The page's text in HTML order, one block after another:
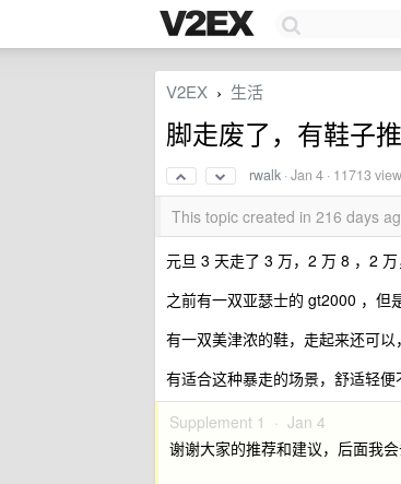
V2EX › 生活
脚走废了，有鞋子
rwalk ·Jan 4 · 11713
This topic created in 216 days
元旦 3 天走了 3 万，2 万 8 ，2
之前有一双亚瑟士的 gt2000 ，但
有一双美津浓的鞋，走起来还可
有适合这种暴走的场景，舒适轻
Supplement 1 · Jan 4
谢谢大家的推荐和建议，后面我